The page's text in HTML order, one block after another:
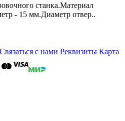
станка.Материал
- 15 мм.Диаметр отвер..
Связаться с нами Реквизиты Карта